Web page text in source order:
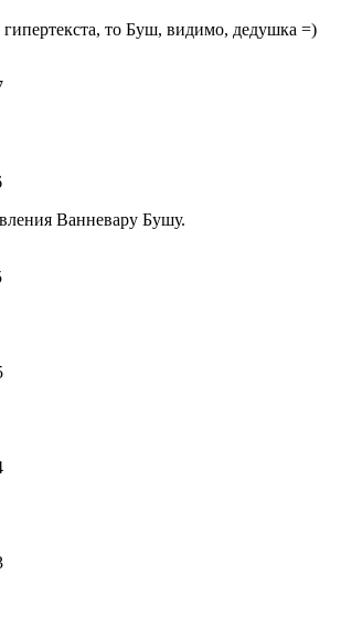
то Буш, видимо, дедушка =)
Ванневару Бушу.